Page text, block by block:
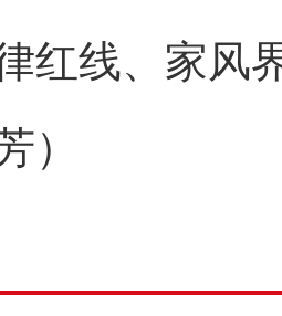
红线、家风
）